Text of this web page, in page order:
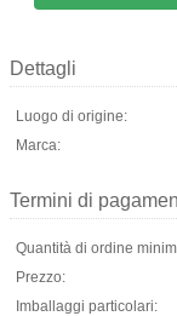
Dettagli
Luogo di origine:
Marca:
Termini di
Quantità di ordine
Prezzo:
Imballaggi particolari: